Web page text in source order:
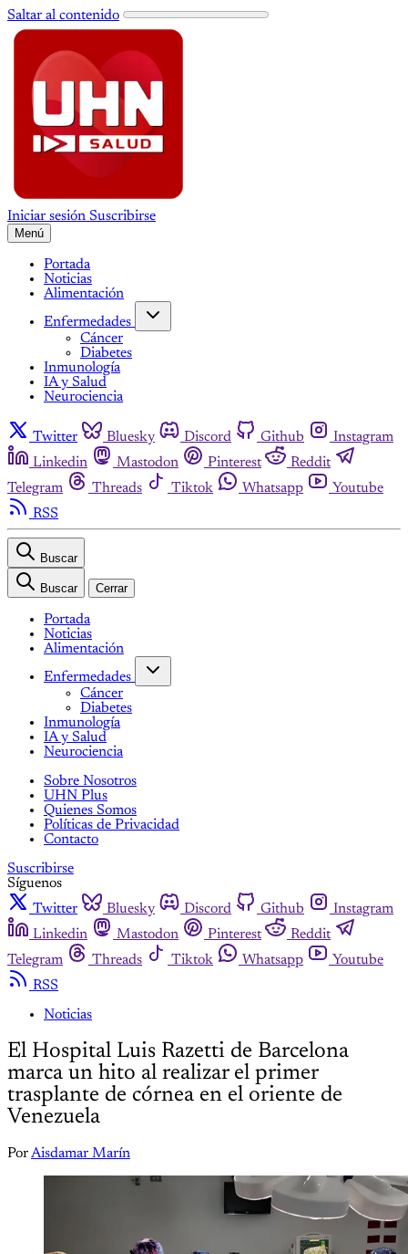
Saltar al contenido
Iniciar sesión Suscribirse
Menú
Portada
Noticias
Alimentación
Enfermedades
Cáncer
Diabetes
Inmunología
IA y Salud
Neurociencia
Twitter Bluesky Discord Github
Instagram
Linkedin
Mastodon Pinterest
Reddit
Telegram
Threads Tiktok Whatsapp
Youtube
RSS
Buscar
Buscar Cerrar
Portada
Noticias
Alimentación
Enfermedades
Cáncer
Diabetes
Inmunología
IA y Salud
Neurociencia
Sobre Nosotros
UHN Plus
Quienes Somos
Políticas de Privacidad
Contacto
Suscribirse
Síguenos
Twitter
Bluesky Discord Github
Instagram
Linkedin
Mastodon Pinterest
Reddit
Telegram
Threads Tiktok Whatsapp
Youtube
RSS
Noticias
El Hospital Luis Razetti de Barcelona
marca un hito al realizar el primer
trasplante de córnea en el oriente de
Venezuela
PorAisdamar Marín